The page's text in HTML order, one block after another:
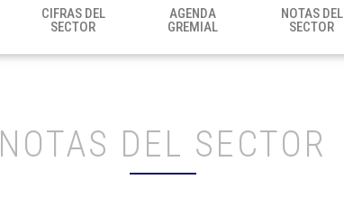
CIFRAS DEL
SECTOR
AGENDA
GREMIAL
NOTAS DEL
SECTOR
NOTAS DEL SECTOR